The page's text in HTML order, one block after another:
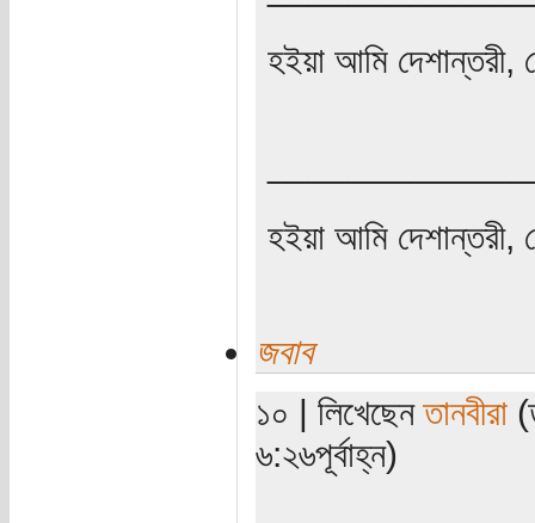
হইয়া আমি দেশান্তরী,
হইয়া আমি দেশান্তরী,
জবাব
১০ | লিখেছেনতানবীরা
৬:২৬পূর্বাহ্ন)